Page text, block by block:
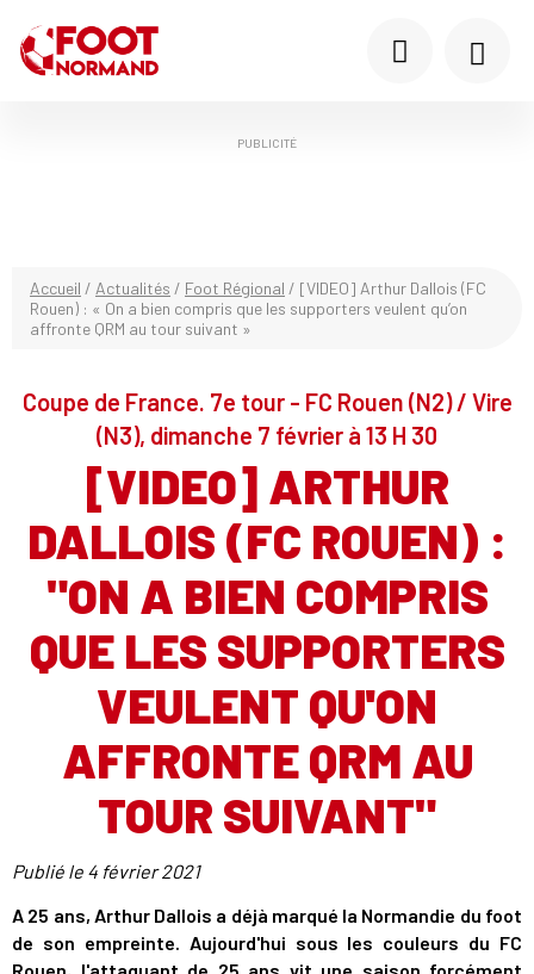
PUBLICITÉ
Accueil / Actualités / Foot Régional / [VIDEO] Arthur Dallois (FC
Rouen) : « On a bien compris que les supporters veulent qu’on
affronte QRM au tour suivant »
Coupe de France. 7e tour - FC Rouen (N2) / Vire
(N3), dimanche 7 février à 13 H 30
[VIDEO] ARTHUR
DALLOIS (FC ROUEN) :
"ON A BIEN COMPRIS
QUE LES SUPPORTERS
VEULENT QU'ON
AFFRONTE QRM AU
TOUR SUIVANT"
Publié le 4 février 2021
A 25 ans, Arthur Dallois a déjà marqué la Normandie du foot
de son empreinte. Aujourd'hui sous les couleurs du FC